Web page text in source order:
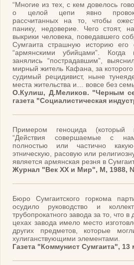
“Многие из тех, с кем довелось
о целой цепи явно
рассчитанных на то, чтобы
панику, недоверие. Чего стоят,
выкрики человека, поведавшего
Сумгаита страшную историю его
“армянскими убийцами”. Когда
занялись “пострадавшим”,
мирный житель Кафана, за
судимый рецидивист, ныне
места жительства и… вовсе без
О.Кулиш, Д.Меликов. "Черным
газета "Социалистическая
Примером геноцида (который
“Действия совершаемые с
полностью или частично
этническую, расовую или
является армянская резня в
Журнал "Век XX и Мир", М, 1988,
Бюро Сумгаитского горкома
осудило руководство и
трубопрокатного завода за то, что
цехах завода имело место
других предметов, которые
хулиганствующими элементами.
Газета "Коммунист Сумгаита", 13